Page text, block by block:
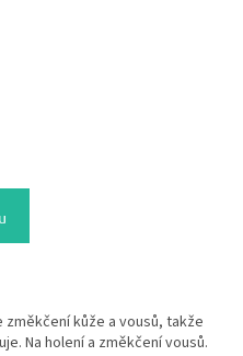
kůže a vousů, takže
Na holení a změkčení vousů.